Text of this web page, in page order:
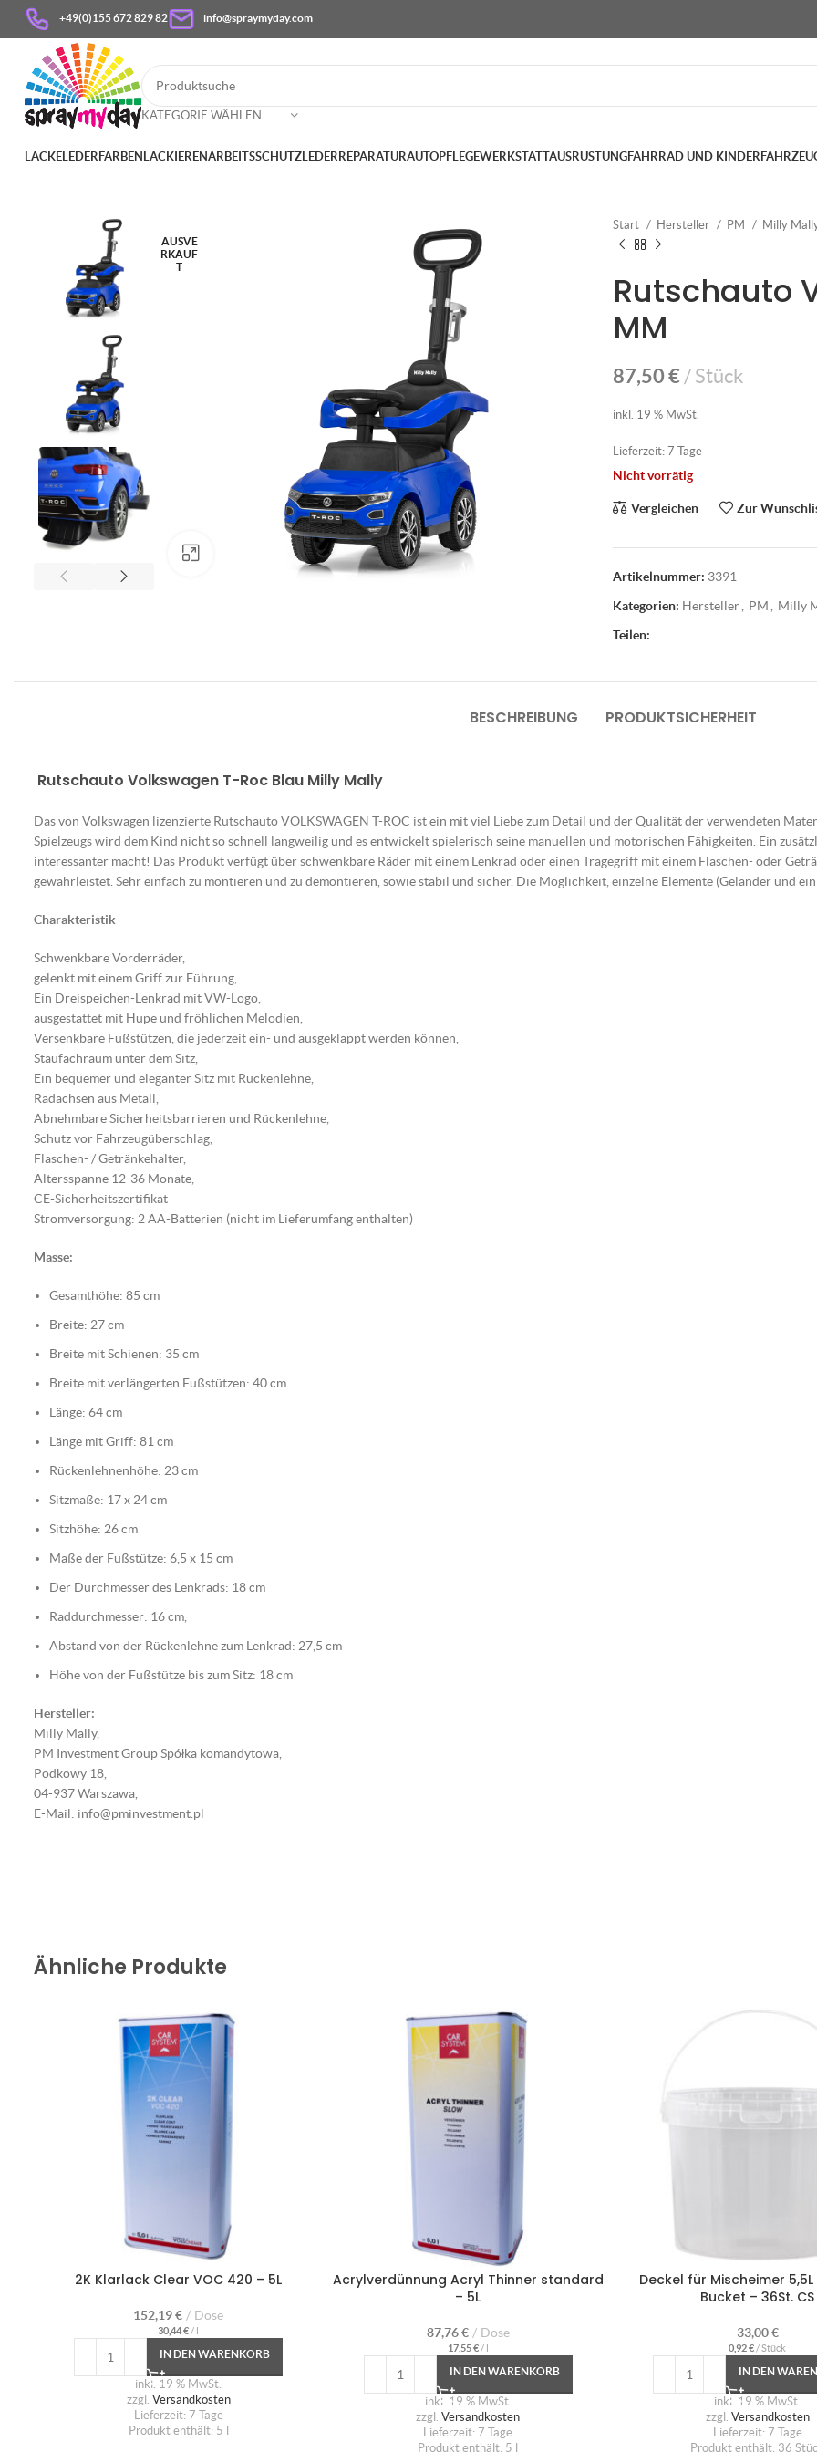
+49(0)155 672 829 82 info@spraymyday.com
KATEGORIE WÄHLEN
LACKELEDERFARBENLACKIERENARBEITSSCHUTZLEDERREPARATURAUTOPFLEGEWERKSTATTAUSRÜSTUNGFAHRRAD UND
AUSVE
RKAUF
T
Klick zum Vergrößern
Start Hersteller PM Milly
Rutschauto
MM
87,50€ Stück
inkl. 19 % MwSt.
Lieferzeit: 7 Tage
Nicht vorrätig
Vergleichen Zur
Artikelnummer: 3391
Kategorien: Hersteller PM
Milly
Teilen:
BESCHREIBUNG PRODUKTSICHERHEIT
Rutschauto Volkswagen T-Roc Blau Milly Mally
Das von Volkswagen lizenzierte Rutschauto VOLKSWAGEN T-ROC ist ein mit viel Liebe zum Detail und der Qualität der verwendeten
Spielzeugs wird dem Kind nicht so schnell langweilig und es entwickelt spielerisch seine manuellen und motorischen Fähigkeiten. Ein
interessanter macht! Das Produkt verfügt über schwenkbare Räder mit einem Lenkrad oder einen Tragegriff mit einem Flaschen- oder
gewährleistet. Sehr einfach zu montieren und zu demontieren, sowie stabil und sicher. Die Möglichkeit, einzelne Elemente (Geländer und
Charakteristik
Schwenkbare Vorderräder,
gelenkt mit einem Griff zur Führung,
Ein Dreispeichen-Lenkrad mit VW-Logo,
ausgestattet mit Hupe und fröhlichen Melodien,
Versenkbare Fußstützen, die jederzeit ein- und ausgeklappt werden können,
Staufachraum unter dem Sitz,
Ein bequemer und eleganter Sitz mit Rückenlehne,
Radachsen aus Metall,
Abnehmbare Sicherheitsbarrieren und Rückenlehne,
Schutz vor Fahrzeugüberschlag,
Flaschen- / Getränkehalter,
Altersspanne 12-36 Monate,
CE-Sicherheitszertifikat
Stromversorgung: 2 AA-Batterien (nicht im Lieferumfang enthalten)
Masse:
Gesamthöhe: 85 cm
Breite: 27 cm
Breite mit Schienen: 35 cm
Breite mit verlängerten Fußstützen: 40 cm
Länge: 64 cm
Länge mit Griff: 81 cm
Rückenlehnenhöhe: 23 cm
Sitzmaße: 17 x 24 cm
Sitzhöhe: 26 cm
Maße der Fußstütze: 6,5 x 15 cm
Der Durchmesser des Lenkrads: 18 cm
Raddurchmesser: 16 cm,
Abstand von der Rückenlehne zum Lenkrad: 27,5 cm
Höhe von der Fußstütze bis zum Sitz: 18 cm
Hersteller:
Milly Mally,
PM Investment Group Spółka komandytowa,
Podkowy 18,
04-937 Warszawa,
E-Mail: info@pminvestment.pl
Ähnliche Produkte
2K Klarlack Clear VOC 420 – 5L
152,19€ Dose
30,44€ / l
IN DEN WARENKORB
inkl. 19 % MwSt.
zzgl. Versandkosten
Lieferzeit: 7 Tage
Produkt enthält: 5 l
Acrylverdünnung Acryl Thinner standard
– 5L
87,76€ Dose
17,55€/ l
IN DEN WARENKORB
inkl. 19 % MwSt.
zzgl.Versandkosten
Lieferzeit: 7 Tage
Produkt enthält: 5 l
Deckel für Mischeimer
Bucket – 36St. CS
33,00€
0,92€ /Stück
IN DEN
inkl. 19 % MwSt.
zzgl. Versandkosten
Lieferzeit: 7 Tage
Produkt enthält: 36